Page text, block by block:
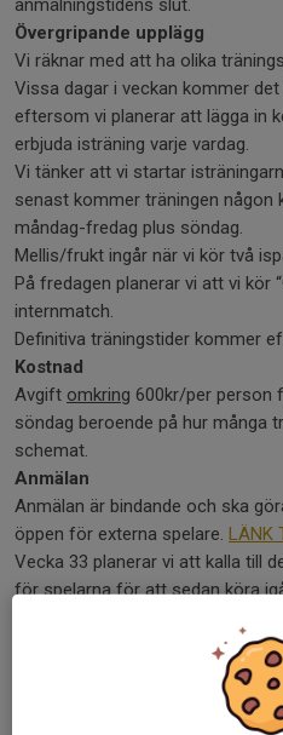
anmälningstidens slut.
Övergripande upplägg
Vi räknar med att ha olika
Vissa dagar i veckan kommer
eftersom vi planerar att lägga in
erbjuda isträning varje vardag.
Vi tänker att vi startar
senast kommer träningen någon
måndag-fredag plus söndag.
Mellis/frukt ingår när vi kör två
På fredagen planerar vi att vi kör
internmatch.
Definitiva träningstider kommer
Kostnad
Avgift omkring 600kr/per person
söndag beroende på hur många
schemat.
Anmälan
Anmälan är bindande och ska
öppen för externa spelare. LÄNK
Vecka 33 planerar vi att kalla till
för spelarna för att sedan köra